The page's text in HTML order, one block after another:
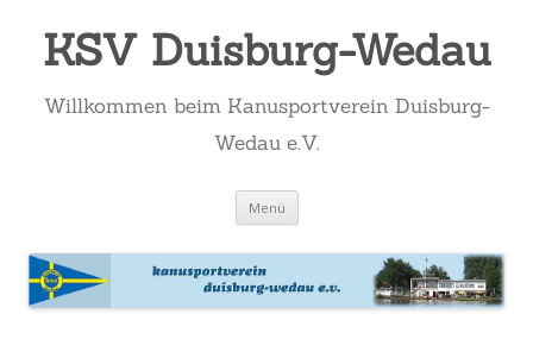
KSV Duisburg-Wedau
Willkommen beim Kanusportverein Duisburg-
Wedau e.V.
Menü Zum
springen